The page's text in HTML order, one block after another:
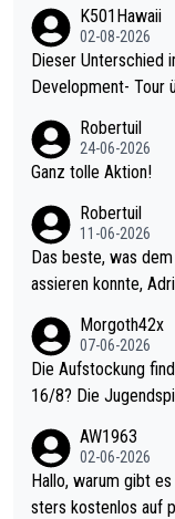
K501Hawaii
02-08-2026
Dieser Unterschied im
Development- Tour
mal 40+ erst recht. Da gewinnst keinen Blumentopf - ist ja noc
h krasser wie ein Pokalspiel eines Kreisligisten vs einem Bund
Robertuil
24-06-2026
Ganz tolle Aktion!
Robertuil
11-06-2026
Das beste, was
assieren konnte,
Morgoth42x
07-06-2026
Die Aufstockung
16/8? Die Jugendspiele waren letztes Jahr durchaus sehr kurz
Allerdings ist Mitchell Lawrie als Nummer 1
ziert. Somit ändert
sters erstmal nichts. Ich denke sie wollen damit für nächstes J
AW1963
02-06-2026
Hallo, warum gibt es keinen Hinweis, dass die Nordic Darts Ma
sters kostenlos auf